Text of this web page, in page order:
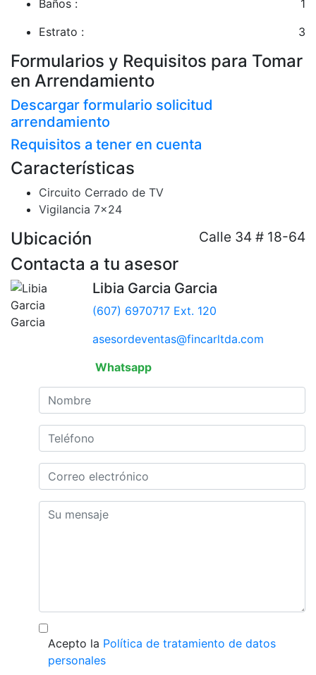
Baños :
1
Estrato :
3
Formularios y Requisitos para Tomar
en Arrendamiento
Descargar formulario solicitud
arrendamiento
Requisitos a tener en cuenta
Características
Circuito Cerrado de TV
Vigilancia 7x24
Ubicación Calle 34 # 18-64
Contacta a tu asesor
Libia Garcia Garcia
(607) 6970717 Ext. 120
asesordeventas@fincarltda.com
Whatsapp
Acepto la Política de tratamiento de datos
personales